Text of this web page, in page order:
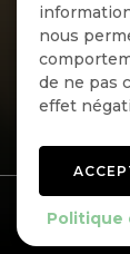
nous
de ne pas
effet
Politique
Politique